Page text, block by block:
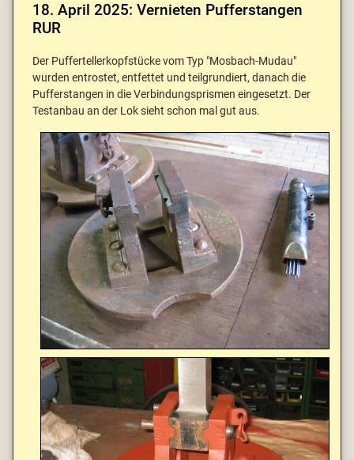
18. April 2025: Vernieten Pufferstangen
RUR
Der Puffertellerkopfstücke vom Typ "Mosbach-Mudau"
wurden entrostet, entfettet und teilgrundiert, danach die
Pufferstangen in die Verbindungsprismen eingesetzt. Der
Testanbau an der Lok sieht schon mal gut aus.